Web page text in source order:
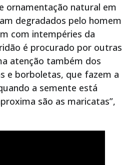
ornamentação natural em
degradados pelo homem
com intempéries da
é procurado por outras
atenção também dos
e borboletas, que fazem a
a semente está
são as maricatas”,